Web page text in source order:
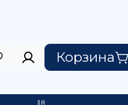
Корзина